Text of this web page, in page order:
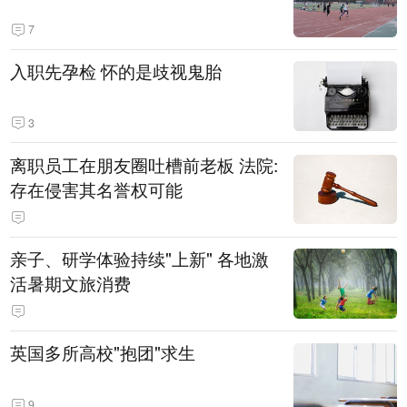
7
入职先孕检 怀的是歧视鬼胎
3
离职员工在朋友圈吐槽前老板 法院:
存在侵害其名誉权可能
亲子、研学体验持续"上新" 各地激
活暑期文旅消费
英国多所高校"抱团"求生